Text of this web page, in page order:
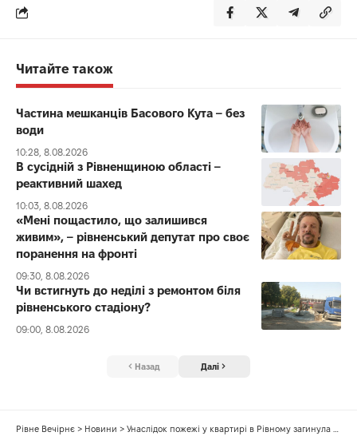
Читайте також
Частина мешканців Басового Кута – без
води
10:28, 8.08.2026
В сусідній з Рівненщиною області –
реактивний шахед
10:03, 8.08.2026
«Мені пощастило, що залишився
живим», – рівненський депутат про своє
поранення на фронті
09:30, 8.08.2026
Чи встигнуть до неділі з ремонтом біля
рівненського стадіону?
09:00, 8.08.2026
Назад Далі
Рівне Вечірнє > Новини > Унаслідок пожежі у квартирі в Рівному загинула людина